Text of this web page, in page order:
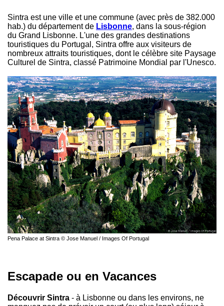
Sintra est une ville et une commune (avec près de 382.000
hab.) du département de Lisbonne, dans la sous-région
du Grand Lisbonne. L'une des grandes destinations
touristiques du Portugal, Sintra offre aux visiteurs de
nombreux attraits touristiques, dont le célèbre site Paysage
Culturel de Sintra, classé Patrimoine Mondial par l'Unesco.
Pena Palace at Sintra © Jose Manuel / Images Of Portugal
Escapade ou en Vacances
Découvrir Sintra - à Lisbonne ou dans les environs, ne